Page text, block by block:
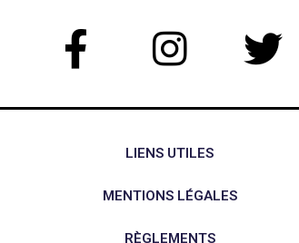
LIENS UTILES
MENTIONS LÉGALES
RÈGLEMENTS